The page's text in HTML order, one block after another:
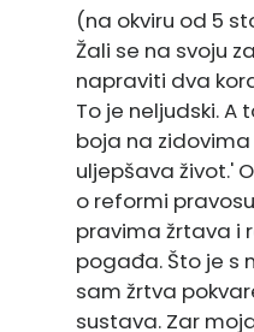
(na okviru od 5
Žali se na svoju
napraviti dva
To je neljudski.
boja na zidovima
uljepšava život.'
o reformi
pravima žrtava i
pogađa. Što je s
sam žrtva
sustava. Zar